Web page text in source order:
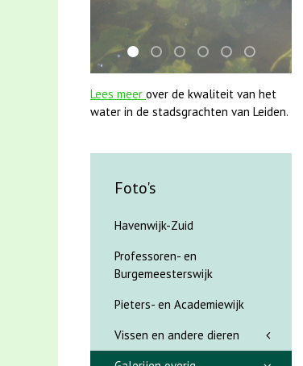
mei2021 watervogelmethode
jun2021 zaklv 5 snoekje
karper met
smoelenboek fifi
mei2021 1
jun2021
Lees meer over de kwaliteit van het
water in de stadsgrachten van Leiden.
Foto's
Havenwijk-Zuid
Professoren- en
Burgemeesterswijk
Pieters- en Academiewijk
Vissen en andere dieren